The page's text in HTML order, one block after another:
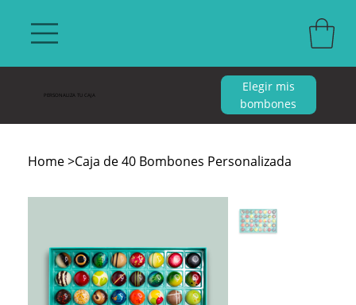
PERSONALIZA TU CAJA
Elegir mis
bombones
Home>Caja de 40 Bombones Personalizada